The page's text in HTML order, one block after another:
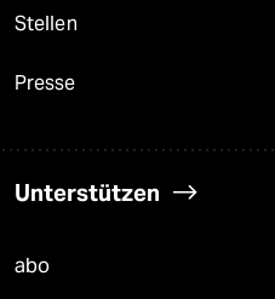
Stellen
Presse
Unterstützen
abo